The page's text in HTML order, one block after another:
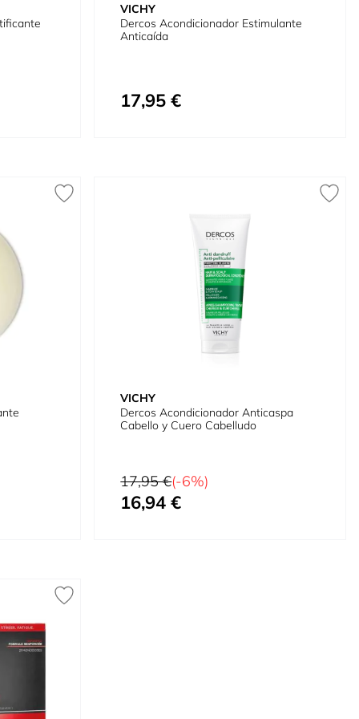
VICHY
Dercos Acondicionador Estimulante
Anticaída
17,95 €
VICHY
Dercos Acondicionador Anticaspa
Cabello y Cuero Cabelludo
Precio habitual
17,95 €(-6%)
Precio especial
16,94 €